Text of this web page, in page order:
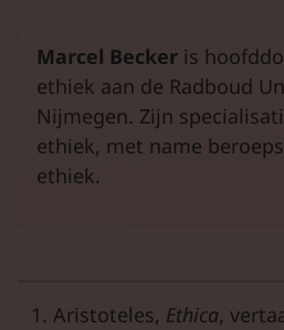
Marcel Becker is
ethiek aan de Radboud
Nijmegen. Zijn
ethiek, met name
ethiek.
Aristoteles, Ethica,